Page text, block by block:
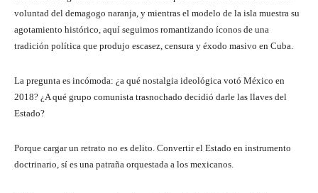
voluntad del demagogo naranja, y mientras el modelo de la isla muestra su
agotamiento histórico, aquí seguimos romantizando íconos de una
tradición política que produjo escasez, censura y éxodo masivo en Cuba.
La pregunta es incómoda: ¿a qué nostalgia ideológica votó México en
2018? ¿A qué grupo comunista trasnochado decidió darle las llaves del
Estado?
Porque cargar un retrato no es delito. Convertir el Estado en instrumento
doctrinario, sí es una patraña orquestada a los mexicanos.